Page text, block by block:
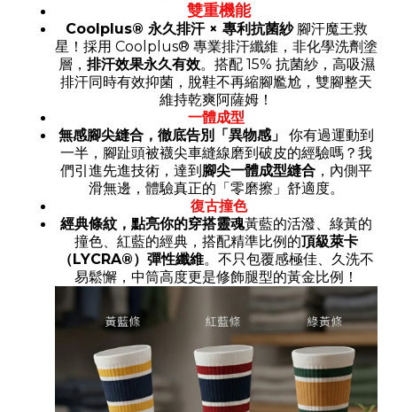
雙重機能
Coolplus® 永久排汗 × 專利抗菌紗 腳汗魔王救
星！採用 Coolplus® 專業排汗纖維，非化學洗劑塗
層， 排汗效果永久有效。搭配 15% 抗菌紗，高吸濕
排汗同時有效抑菌，脫鞋不再縮腳尷尬，雙腳整天
維持乾爽阿薩姆！
一體成型
無感腳尖縫合，徹底告別「異物感」
你有過運動到
一半，腳趾頭被襪尖車縫線磨到破皮的經驗嗎？我
們引進先進技術，達到腳尖一體成型縫合 ，內側平
滑無邊，體驗真正的「零磨擦」舒適度。
復古撞色
經典條紋，點亮你的穿搭靈魂黃藍的活潑、綠黃的
撞色、紅藍的經典，搭配精準比例的頂級萊卡
（LYCRA®）彈性纖維。不只包覆感極佳、久洗不
易鬆懈，中筒高度更是修飾腿型的黃金比例！